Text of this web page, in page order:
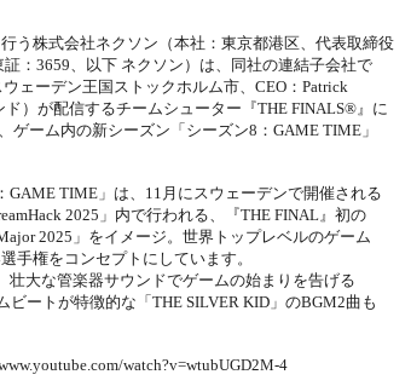
う株式会社ネクソン（本社：東京都港区、代表取締役
：3659、以下 ネクソン）は、同社の連結子会社で
ェーデン王国ストックホルム市、CEO：Patrick
）が配信するチームシューター『THE FINALS®』に
ゲーム内の新シーズン「シーズン8：GAME TIME」
GAME TIME」は、11月にスウェーデンで開催される
2025」内で行われる、『THE FINAL』初の
2025」をイメージ。世界トップレベルのゲーム
手権をコンセプトにしています。
壮大な管楽器サウンドでゲームの始まりを告げる
ートが特徴的な「THE SILVER KID」のBGM2曲も
watch?v=wtubUGD2M-4